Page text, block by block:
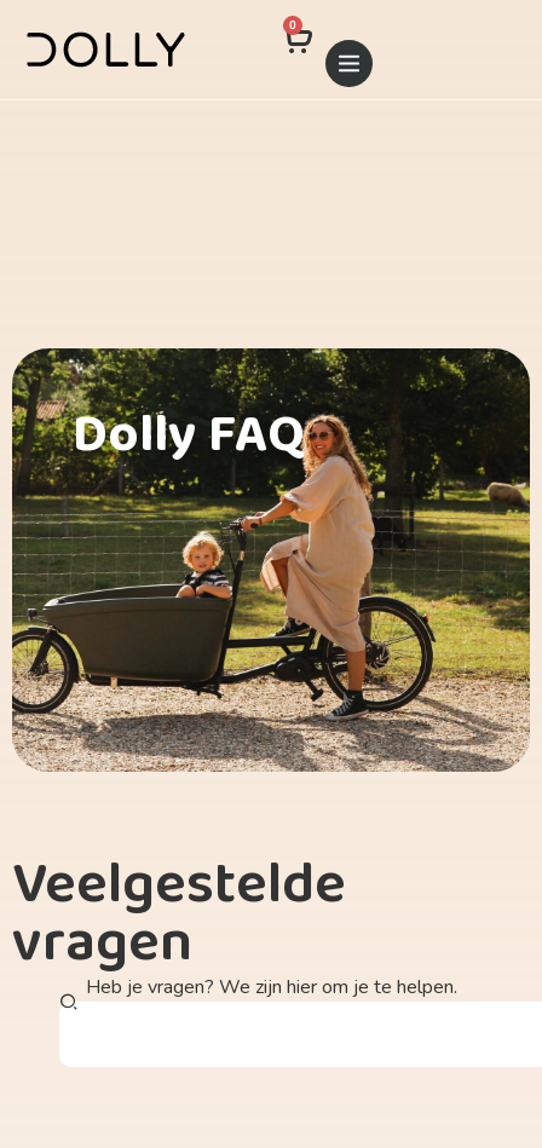
0
Dolly FAQ
Veelgestelde
vragen
Heb je vragen? We zijn hier om je te helpen.